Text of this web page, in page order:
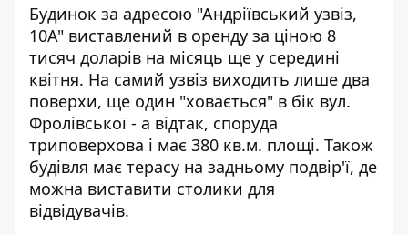
Будинок за адресою "Андріївський узвіз,
10А" виставлений в оренду за ціною 8
тисяч доларів на місяць ще у середині
квітня. На самий узвіз виходить лише два
поверхи, ще один "ховається" в бік вул.
Фролівської - а відтак, споруда
триповерхова і має 380 кв.м. площі. Також
будівля має терасу на задньому подвір'ї, де
можна виставити столики для
відвідувачів.